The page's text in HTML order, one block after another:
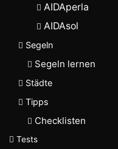
AIDAperla
AIDAsol
Segeln
Segeln lernen
Städte
Tipps
Checklisten
Tests